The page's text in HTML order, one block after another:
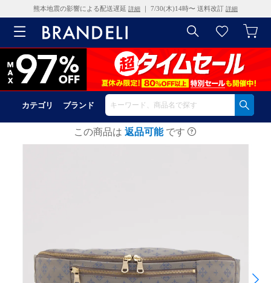
熊本地震の影響による配送遅延 詳細 ｜ 7/30(木)14時〜 送料改訂 詳細
カテゴリ ブランド
この商品は 返品可能 です